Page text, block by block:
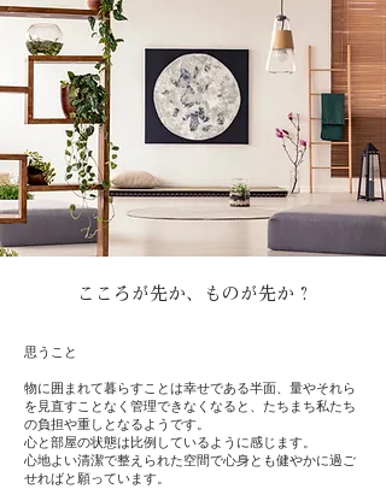
こころが先か、ものが先か ?
思うこと
物に囲まれて暮らすことは幸せである半面、量やそれら
を見直すことなく管理できなくなると、たちまち私たち
の負担や重しとなるようです。
心と部屋の状態は比例しているように感じます。
心地よい清潔で整えられた空間で心身とも健やかに過ご
せればと願っています。